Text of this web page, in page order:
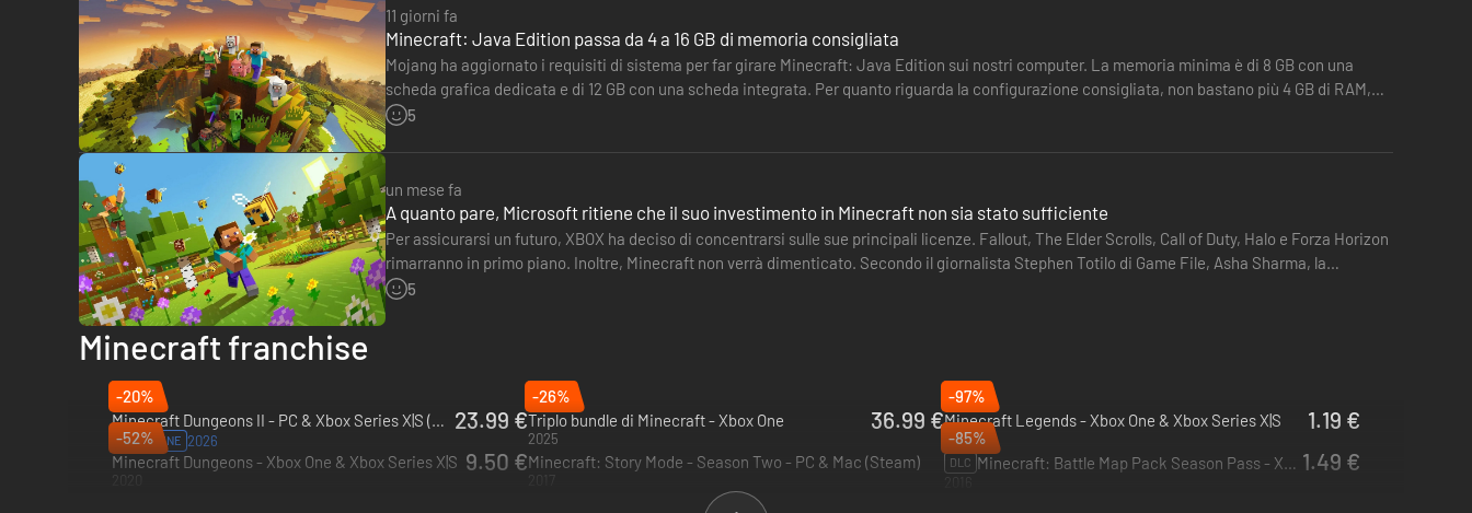
11 giorni fa
Minecraft: Java Edition passa da 4 a 16 GB di memoria consigliata
Mojang ha aggiornato i requisiti di sistema per far girare Minecraft: Java Edition sui nostri computer. La memoria minima è di 8 GB con una
scheda grafica dedicata e di 12 GB con una scheda integrata. Per quanto riguarda la configurazione consigliata, non bastano più 4 GB di RAM,
ma ne servono ben 16.…
5
un mese fa
A quanto pare, Microsoft ritiene che il suo investimento in Minecraft non sia stato sufficiente
Per assicurarsi un futuro, XBOX ha deciso di concentrarsi sulle sue principali licenze. Fallout, The Elder Scrolls, Call of Duty, Halo e Forza Horizon
rimarranno in primo piano. Inoltre, Minecraft non verrà dimenticato. Secondo il giornalista Stephen Totilo di Game File, Asha Sharma, la
presidente di…
5
Minecraft franchise
-20%
Minecraft Dungeons II - PC & Xbox Series X|S (Microsoft Store)
PREORDINE 2026
23.99 €
-26%
Triplo bundle di Minecraft - Xbox One
2025
36.99 €
-97%
Minecraft Legends - Xbox One & Xbox Series X|S
2023
1.19 €
-52%
Minecraft Dungeons - Xbox One & Xbox Series X|S 9.50 €Minecraft: Story Mode - Season Two - PC & Mac (Steam)
2017
-85%
DLC Minecraft: Battle Map Pack Season Pass - Xbox One & Xbox Series X|S 1.49 €